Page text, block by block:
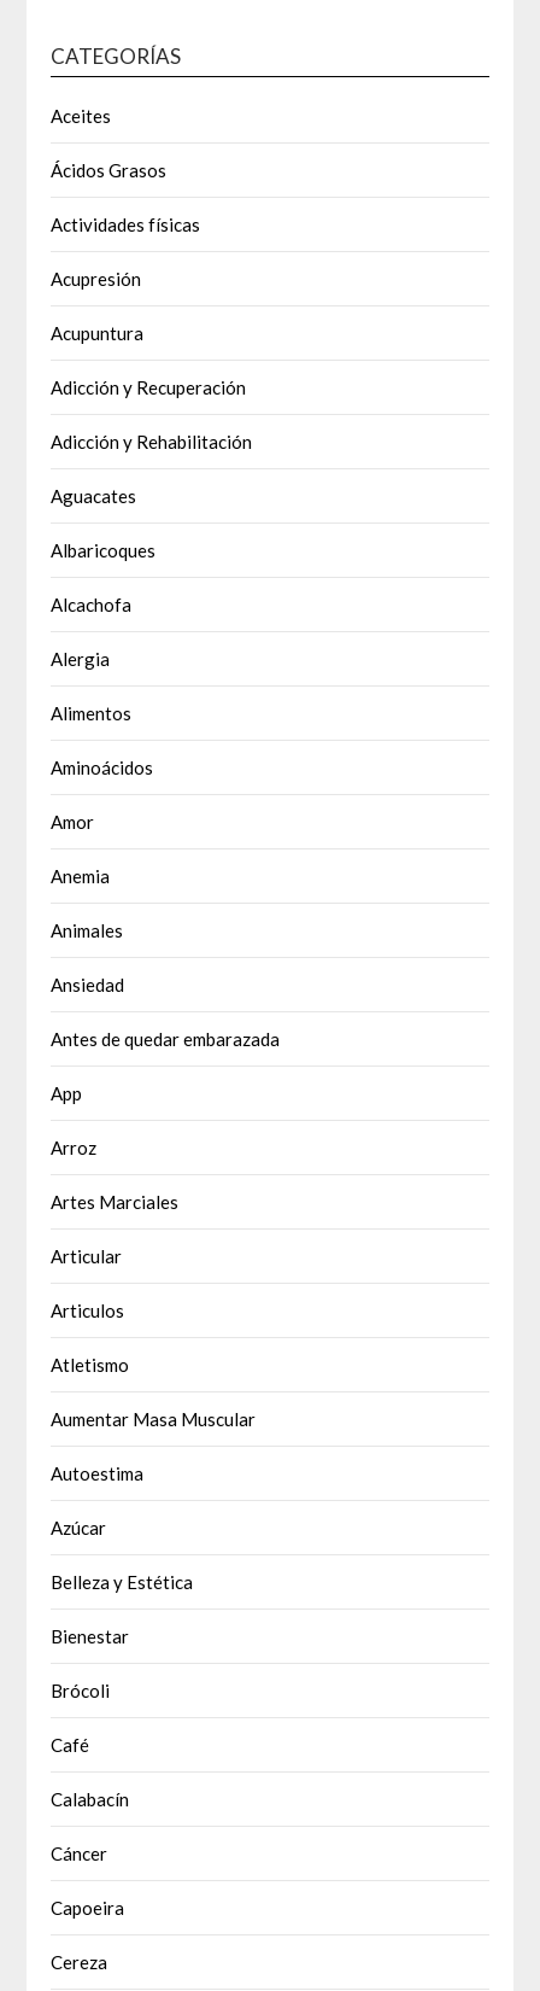
CATEGORÍAS
Aceites
Ácidos Grasos
Actividades físicas
Acupresión
Acupuntura
Adicción y Recuperación
Adicción y Rehabilitación
Aguacates
Albaricoques
Alcachofa
Alergia
Alimentos
Aminoácidos
Amor
Anemia
Animales
Ansiedad
Antes de quedar embarazada
App
Arroz
Artes Marciales
Articular
Articulos
Atletismo
Aumentar Masa Muscular
Autoestima
Azúcar
Belleza y Estética
Bienestar
Brócoli
Café
Calabacín
Cáncer
Capoeira
Cereza